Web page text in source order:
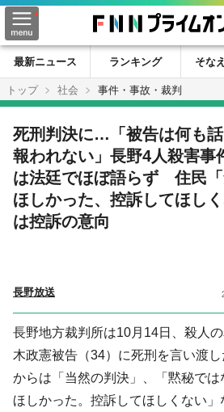
最新ニュース ランキング そな
トップ
社会 事件・事故・裁判
死刑判決に…「被告は何も
報われない」長野4人殺害
は法廷でほぼ語らず 住民
ほしかった、控訴してほし
は控訴の意向
長野放送
長野地方裁判所は10月14日、殺人
木政憲被告（34）に死刑を言い渡
からは「当然の判決」、「黙秘で
ほしかった。控訴してほしくない